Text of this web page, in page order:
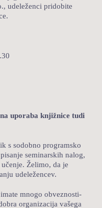
udeleženci pridobite
uporaba knjižnice tudi
s sodobno programsko
seminarskih nalog,
Želimo, da je
udeležencev.
mnogo obveznosti-
organizacija vašega